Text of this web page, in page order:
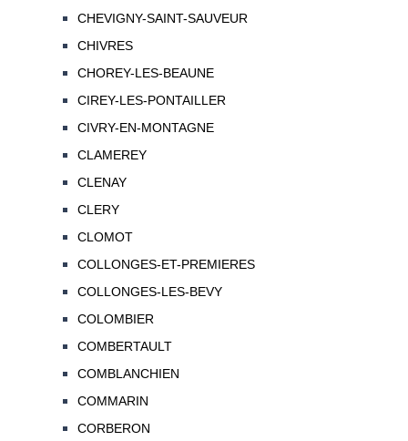
CHEVIGNY-SAINT-SAUVEUR
CHIVRES
CHOREY-LES-BEAUNE
CIREY-LES-PONTAILLER
CIVRY-EN-MONTAGNE
CLAMEREY
CLENAY
CLERY
CLOMOT
COLLONGES-ET-PREMIERES
COLLONGES-LES-BEVY
COLOMBIER
COMBERTAULT
COMBLANCHIEN
COMMARIN
CORBERON